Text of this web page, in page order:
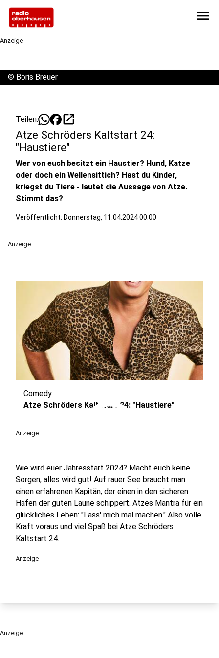
menu
Anzeige
© Boris Breuer
Teilen: open_in_new
Atze Schröders Kaltstart 24:
"Haustiere"
Wer von euch besitzt ein Haustier? Hund, Katze
oder doch ein Wellensittich? Hast du Kinder,
kriegst du Tiere - lautet die Aussage von Atze.
Stimmt das?
Veröffentlicht: Donnerstag, 11.04.2024 00:00
Anzeige
play_circle
Comedy
Atze Schröders Kaltstart 24: "Haustiere"
Anzeige
Wie wird euer Jahresstart 2024? Macht euch keine
Sorgen, alles wird gut! Auf rauer See braucht man
einen erfahrenen Kapitän, der einen in den sicheren
Hafen der guten Laune schippert. Atzes Mantra für ein
glückliches Leben: "Lass' mich mal machen." Also volle
Kraft voraus und viel Spaß bei Atze Schröders
Kaltstart 24.
Anzeige
Anzeige